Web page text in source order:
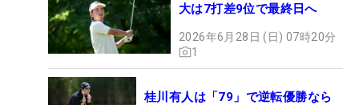
大は7打差9位で最終日へ
2026年6月28日 (日) 07時20分
1
桂川有人は「79」で逆転優勝なら